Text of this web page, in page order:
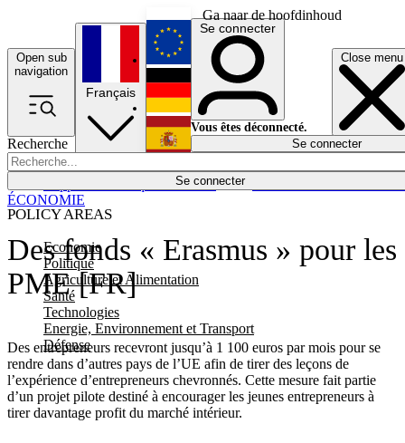
Ga naar de hoofdinhoud
Open sub
navigation
Close menu
Recherche
Se connecter
POLICY AREAS
Economie
Politique
Agriculture et Alimentation
Santé
Technologies
Energie, Environnement et Transport
Défense
Économie
Français
English
Deutsch
Español
Se connecter
Vous êtes déconnecté.
Se connecter
Des fonds « Erasmus » pour les
PME [FR]
Des entrepreneurs recevront jusqu’à 1 100 euros par mois pour se
rendre dans d’autres pays de l’UE afin de tirer des leçons de
l’expérience d’entrepreneurs chevronnés. Cette mesure fait partie
d’un projet pilote destiné à encourager les jeunes entrepreneurs à
tirer davantage profit du marché intérieur.
ÉCONOMIE